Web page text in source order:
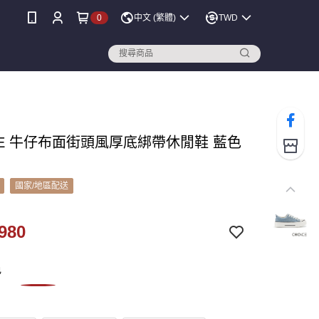
0 中文 (繁體) TWD
牛仔布面街頭風厚底綁帶休閒鞋 藍色
國家/地區配送